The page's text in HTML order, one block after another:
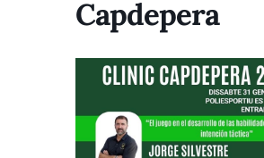
Capdepera